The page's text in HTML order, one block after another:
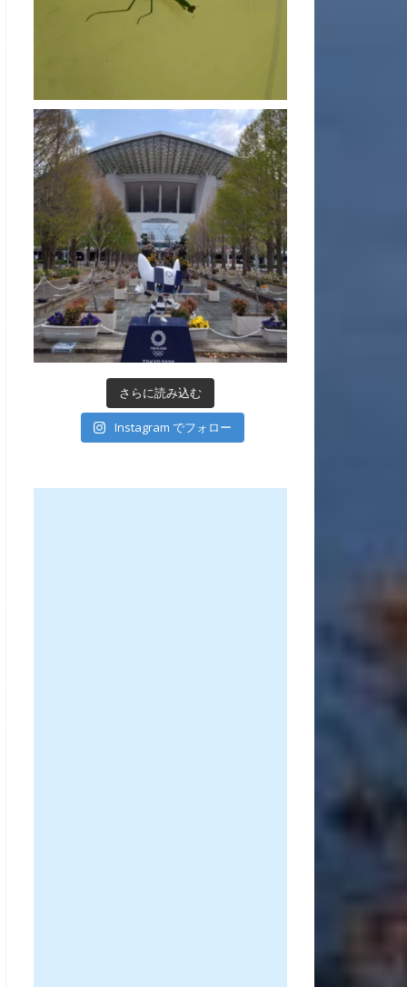
さらに読み込む
Instagram でフォロー